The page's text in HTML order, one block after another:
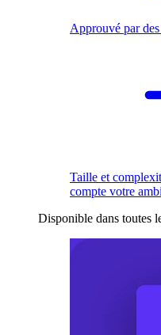
Approuvé par
Taille et
compte votre
Disponible dans toutes